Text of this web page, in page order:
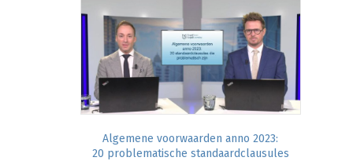
Algemene voorwaarden anno 2023:
20 problematische standaardclausules